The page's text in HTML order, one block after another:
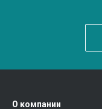
О компании